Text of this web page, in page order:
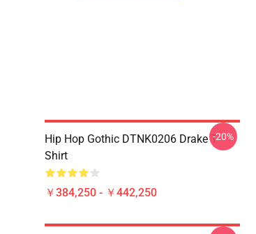
Hip Hop Gothic DTNK0206 Drake T-
Shirt
￥384,250 - ￥442,250
-20%